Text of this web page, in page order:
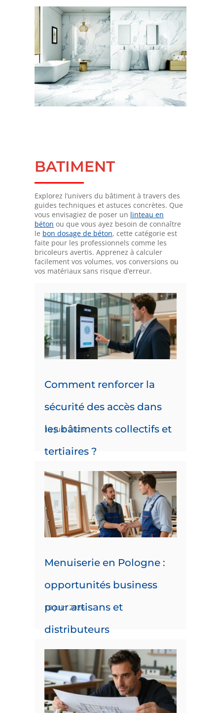
BATIMENT
Explorez l’univers du bâtiment à travers des
guides techniques et astuces concrètes. Que
vous envisagiez de poser un linteau en
béton ou que vous ayez besoin de connaître
le bon dosage de béton, cette catégorie est
faite pour les professionnels comme les
bricoleurs avertis. Apprenez à calculer
facilement vos volumes, vos conversions ou
vos matériaux sans risque d’erreur.
Comment renforcer la
sécurité des accès dans
les bâtiments collectifs et
tertiaires ?
13 juin 2026
Menuiserie en Pologne :
opportunités business
pour artisans et
distributeurs
10 juin 2026